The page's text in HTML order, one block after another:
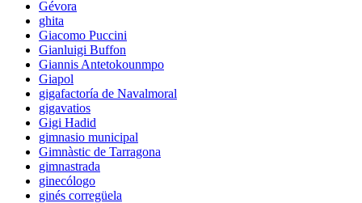
Gévora
ghita
Giacomo Puccini
Gianluigi Buffon
Giannis Antetokounmpo
Giapol
gigafactoría de Navalmoral
gigavatios
Gigi Hadid
gimnasio municipal
Gimnàstic de Tarragona
gimnastrada
ginecólogo
ginés corregüela